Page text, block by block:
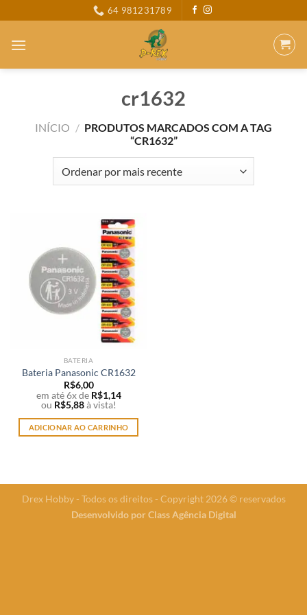
to
content
64 981231789
cr1632
INÍCIO / PRODUTOS MARCADOS COM A TAG
“CR1632”
BATERIA
Bateria Panasonic CR1632
R$6,00
em até 6x de R$1,14
ou R$5,88 à vista!
ADICIONAR AO CARRINHO
Drex Hobby - Todos os direitos - Copyright 2026 © reservados
Desenvolvido porClass Agência Digital